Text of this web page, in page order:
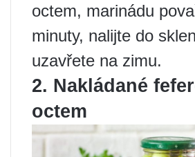
octem, marinádu
minuty, nalijte do
uzavřete na zimu.
2. Nakládané
octem